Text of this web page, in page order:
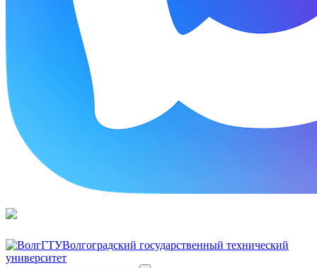
Волгоградский государственный технический
университет